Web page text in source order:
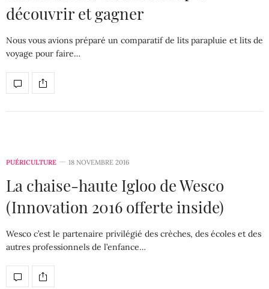
découvrir et gagner
Nous vous avions préparé un comparatif de lits parapluie et lits de
voyage pour faire…
PUÉRICULTURE 18 NOVEMBRE 2016
La chaise-haute Igloo de Wesco
(Innovation 2016 offerte inside)
Wesco c’est le partenaire privilégié des crèches, des écoles et des
autres professionnels de l’enfance…